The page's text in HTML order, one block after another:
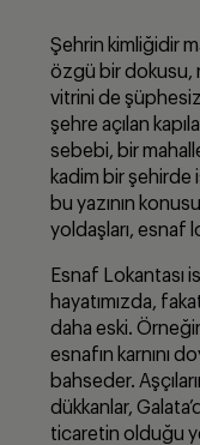
Şehrin kimliğidir
özgü bir dokusu,
vitrini de
şehre açılan
sebebi, bir
kadim bir şehirde
bu yazının
yoldaşları, esnaf
Esnaf Lokantası
hayatımızda,
daha eski.
esnafın karnını
bahseder.
dükkanlar,
ticaretin olduğu